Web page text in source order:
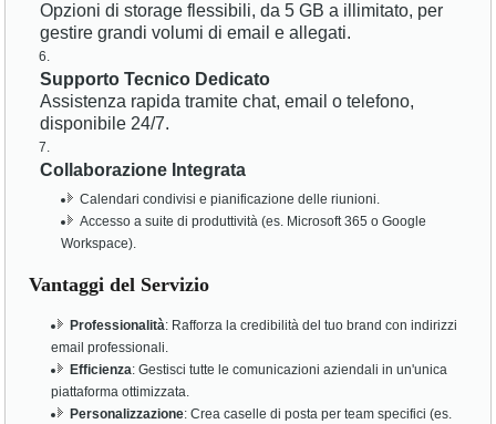
Opzioni di storage flessibili, da 5 GB a illimitato, per
gestire grandi volumi di email e allegati.
Supporto Tecnico Dedicato
Assistenza rapida tramite chat, email o telefono,
disponibile 24/7.
Collaborazione Integrata
Calendari condivisi e pianificazione delle riunioni.
Accesso a suite di produttività (es. Microsoft 365 o Google
Workspace).
Vantaggi del Servizio
Professionalità: Rafforza la credibilità del tuo brand con indirizzi
email professionali.
Efficienza: Gestisci tutte le comunicazioni aziendali in un'unica
piattaforma ottimizzata.
Personalizzazione: Crea caselle di posta per team specifici (es.